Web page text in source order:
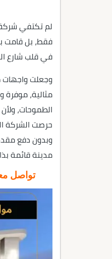
لم تكتفي شركة
فقط، بل قامت
في قلب شارع الـ 60
الطموحات،
مدينة قائمة
تواصل